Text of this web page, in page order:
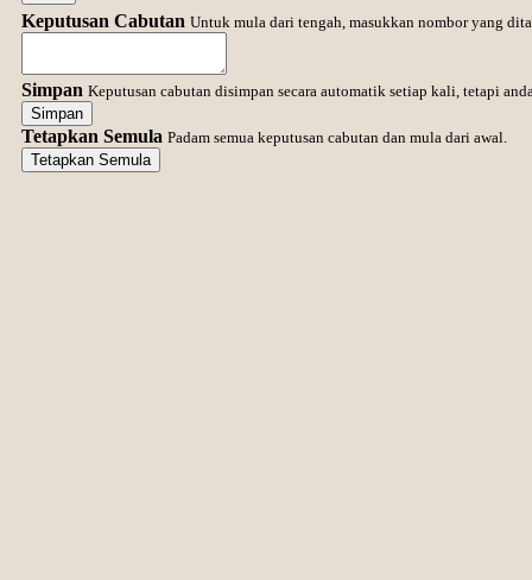
Keputusan Cabutan Untuk mula dari tengah, masukkan nombor yang
Simpan Keputusan cabutan disimpan secara automatik setiap kali, tetapi
Simpan
Tetapkan Semula Padam semua keputusan cabutan dan mula dari awal.
Tetapkan Semula